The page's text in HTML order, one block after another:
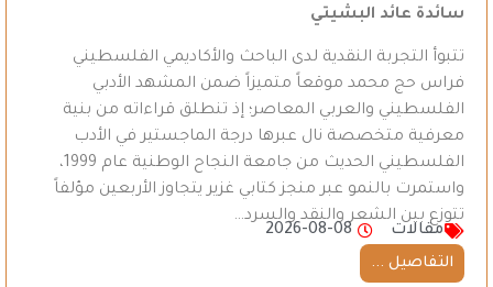
سائدة عائد البشيتي
تتبوأ التجربة النقدية لدى الباحث والأكاديمي الفلسطيني
فراس حج محمد موقعاً متميزاً ضمن المشهد الأدبي
الفلسطيني والعربي المعاصر؛ إذ تنطلق قراءاته من بنية
معرفية متخصصة نال عبرها درجة الماجستير في الأدب
الفلسطيني الحديث من جامعة النجاح الوطنية عام 1999،
واستمرت بالنمو عبر منجز كتابي غزير يتجاوز الأربعين مؤلفاً
تتوزع بين الشعر والنقد والسرد…
مقالات
2026-08-08
التفاصيل ...